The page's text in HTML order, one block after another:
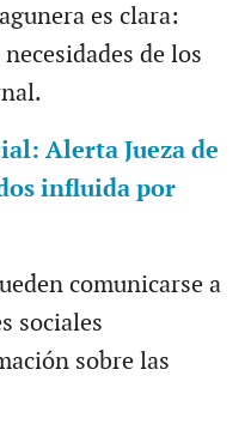
es clara:
de los
Alerta Jueza de
influida por
comunicarse a
sociales
sobre las